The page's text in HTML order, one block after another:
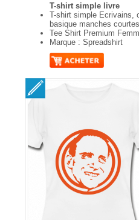
T-shirt simple livre
T-shirt simple Ecrivains,
basique manches
Tee Shirt Premium
Marque : Spreadshirt